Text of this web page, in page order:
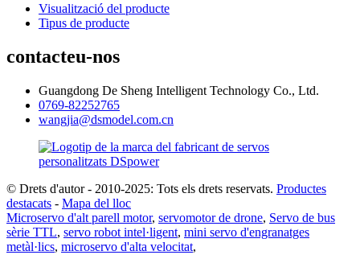
Visualització del producte
Tipus de producte
contacteu-nos
Guangdong De Sheng Intelligent Technology Co., Ltd.
0769-82252765
wangjia@dsmodel.com.cn
© Drets d'autor - 2010-2025: Tots els drets reservats. Productes
destacats - Mapa del lloc
Microservo d'alt parell motor, servomotor de drone, Servo de bus
sèrie TTL, servo robot intel·ligent, mini servo d'engranatges
metàl·lics, microservo d'alta velocitat,